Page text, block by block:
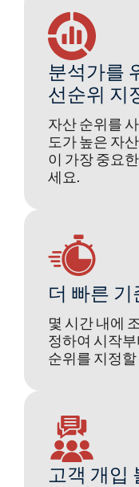
분석가를
선순위 지
자산 순위를
도가 높은 자
이 가장 중요
세요.
더 빠른 기
몇 시간 내에
정하여 시작
순위를 지정
고객 개입